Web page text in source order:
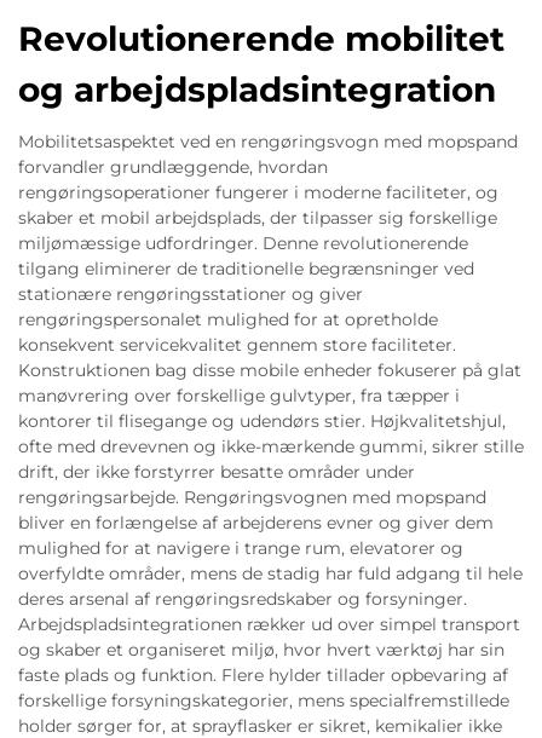
Revolutionerende mobilitet
og arbejdspladsintegration
Mobilitetsaspektet ved en rengøringsvogn med mopspand
forvandler grundlæggende, hvordan
rengøringsoperationer fungerer i moderne faciliteter, og
skaber et mobil arbejdsplads, der tilpasser sig forskellige
miljømæssige udfordringer. Denne revolutionerende
tilgang eliminerer de traditionelle begrænsninger ved
stationære rengøringsstationer og giver
rengøringspersonalet mulighed for at opretholde
konsekvent servicekvalitet gennem store faciliteter.
Konstruktionen bag disse mobile enheder fokuserer på glat
manøvrering over forskellige gulvtyper, fra tæpper i
kontorer til flisegange og udendørs stier. Højkvalitetshjul,
ofte med drevevnen og ikke-mærkende gummi, sikrer stille
drift, der ikke forstyrrer besatte områder under
rengøringsarbejde. Rengøringsvognen med mopspand
bliver en forlængelse af arbejderens evner og giver dem
mulighed for at navigere i trange rum, elevatorer og
overfyldte områder, mens de stadig har fuld adgang til hele
deres arsenal af rengøringsredskaber og forsyninger.
Arbejdspladsintegrationen rækker ud over simpel transport
og skaber et organiseret miljø, hvor hvert værktøj har sin
faste plads og funktion. Flere hylder tillader opbevaring af
forskellige forsyningskategorier, mens specialfremstillede
holder sørger for, at sprayflasker er sikret, kemikalier ikke